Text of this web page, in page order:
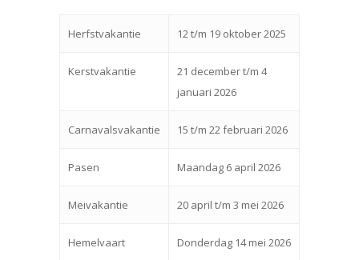
Herfstvakantie 12 t/m 19 oktober 2025
Kerstvakantie
21 december t/m 4
januari 2026
Carnavalsvakantie 15 t/m 22 februari 2026
Pasen Maandag 6 april 2026
Meivakantie 20 april t/m 3 mei 2026
Hemelvaart Donderdag 14 mei 2026